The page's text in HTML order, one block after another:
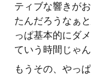
ティブな響きが
たんだろうなぁ
っぱ基本的にダ
ていう時間じゃん
もうその、やっ